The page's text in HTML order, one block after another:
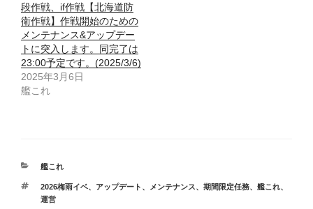
段作戦、if作戦【北海道防
衛作戦】作戦開始のための
メンテナンス&アップデー
トに突入します。同完了は
23:00予定です。(2025/3/6)
2025年3月6日
艦これ
カ
ゴ
リ
艦これ
タ
グ
2026梅雨イベ、 アップデート 、 メンテナンス、 期間限定任務、 艦これ、
運営